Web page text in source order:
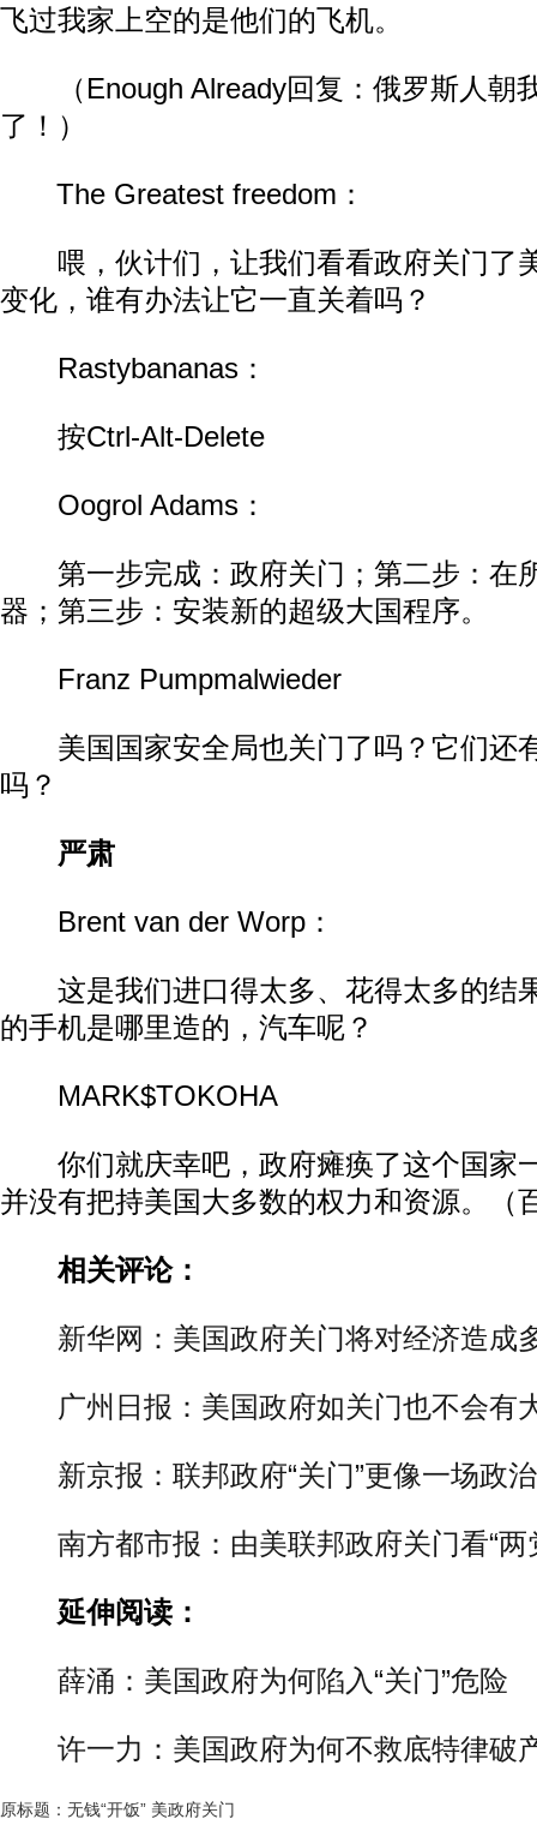
飞过我家上空的是他们的飞机。
（Enough Already回复：俄罗斯人朝
了！）
The Greatest freedom：
喂，伙计们，让我们看看政府关门了
变化，谁有办法让它一直关着吗？
Rastybananas：
按Ctrl-Alt-Delete
Oogrol Adams：
第一步完成：政府关门；第二步：在
器；第三步：安装新的超级大国程序。
Franz Pumpmalwieder
美国国家安全局也关门了吗？它们还
吗？
严肃
Brent van der Worp：
这是我们进口得太多、花得太多的结
的手机是哪里造的，汽车呢？
MARK$TOKOHA
你们就庆幸吧，政府瘫痪了这个国家
并没有把持美国大多数的权力和资源。（
相关评论：
新华网：美国政府关门将对经济造成
广州日报：美国政府如关门也不会有
新京报：联邦政府“关门”更像一场政
南方都市报：由美联邦政府关门看“两
延伸阅读：
薛涌：美国政府为何陷入“关门”危险
许一力：美国政府为何不救底特律破
原标题：无钱“开饭” 美政府关门